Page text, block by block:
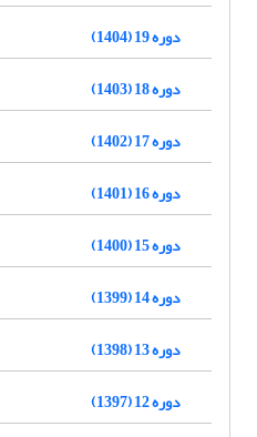
دوره 19 (1404)
دوره 18 (1403)
دوره 17 (1402)
دوره 16 (1401)
دوره 15 (1400)
دوره 14 (1399)
دوره 13 (1398)
دوره 12 (1397)